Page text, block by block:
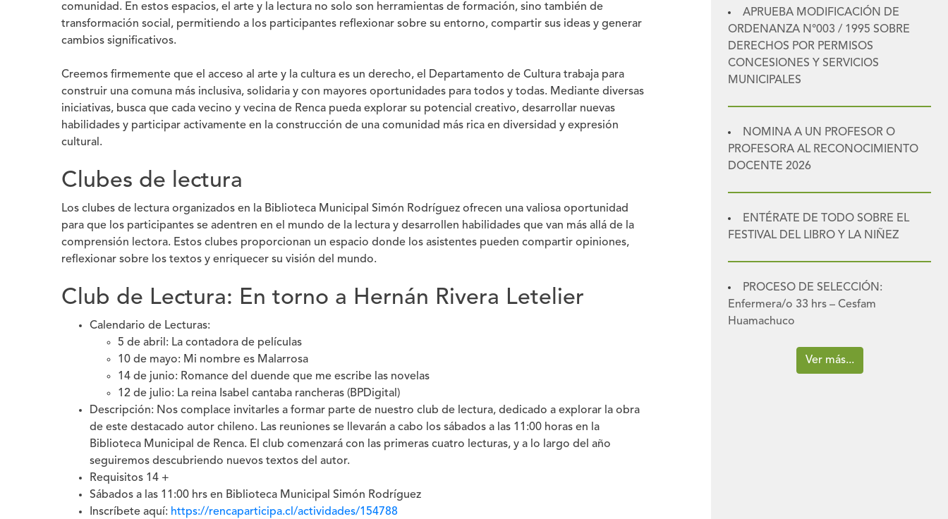
comunidad. En estos espacios, el arte y la lectura no solo son herramientas de formación, sino también de
transformación social, permitiendo a los participantes reflexionar sobre su entorno, compartir sus ideas y generar
cambios significativos.
Creemos firmemente que el acceso al arte y la cultura es un derecho, el Departamento de Cultura trabaja para
construir una comuna más inclusiva, solidaria y con mayores oportunidades para todos y todas. Mediante diversas
iniciativas, busca que cada vecino y vecina de Renca pueda explorar su potencial creativo, desarrollar nuevas
habilidades y participar activamente en la construcción de una comunidad más rica en diversidad y expresión
cultural.
Clubes de lectura
Los clubes de lectura organizados en la Biblioteca Municipal Simón Rodríguez ofrecen una valiosa oportunidad
para que los participantes se adentren en el mundo de la lectura y desarrollen habilidades que van más allá de la
comprensión lectora. Estos clubes proporcionan un espacio donde los asistentes pueden compartir opiniones,
reflexionar sobre los textos y enriquecer su visión del mundo.
Club de Lectura: En torno a Hernán Rivera Letelier
Calendario de Lecturas:
5 de abril: La contadora de películas
10 de mayo: Mi nombre es Malarrosa
14 de junio: Romance del duende que me escribe las novelas
12 de julio: La reina Isabel cantaba rancheras (BPDigital)
Descripción: Nos complace invitarles a formar parte de nuestro club de lectura, dedicado a explorar la obra
de este destacado autor chileno. Las reuniones se llevarán a cabo los sábados a las 11:00 horas en la
Biblioteca Municipal de Renca. El club comenzará con las primeras cuatro lecturas, y a lo largo del año
seguiremos descubriendo nuevos textos del autor.
Requisitos 14 +
Sábados a las 11:00 hrs en Biblioteca Municipal Simón Rodríguez
Inscríbete aquí: https://rencaparticipa.cl/actividades/154788
APRUEBA MODIFICACIÓN DE
ORDENANZA N°003 / 1995 SOBRE
DERECHOS POR PERMISOS
CONCESIONES Y SERVICIOS
MUNICIPALES
NOMINA A UN PROFESOR O
PROFESORA AL RECONOCIMIENTO
DOCENTE 2026
ENTÉRATE DE TODO SOBRE EL
FESTIVAL DEL LIBRO Y LA NIÑEZ
PROCESO DE SELECCIÓN:
Enfermera/o 33 hrs – Cesfam
Huamachuco
Ver más...